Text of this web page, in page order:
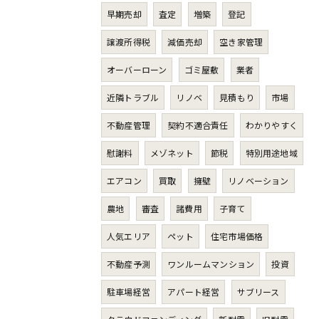
早期売却 査定 増築 登記
譲渡所得税 減価売却 空き家管理
オーバーローン ゴミ屋敷 業者
近隣トラブル リノベ 見積もり 市場
不動産管理 契約不適合責任 わかりやすく
慰謝料 メゾネット 節税 特別用途地域
エアコン 買取 擁壁 リノベーション
農地 審査 諸費用 子育て
人気エリア ペット 住宅市場価格
不動産予測 ワンルームマンション 投資
駐車場経営 アパート経営 サブリース